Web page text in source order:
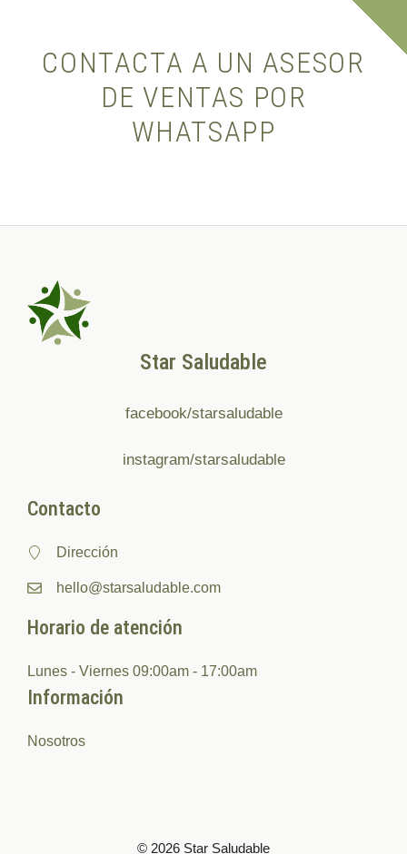
CONTACTA A UN ASESOR
DE VENTAS POR
WHATSAPP
Star Saludable
facebook/starsaludable
instagram/starsaludable
Contacto
Dirección
hello@starsaludable.com
Horario de atención
Lunes - Viernes 09:00am - 17:00am
Información
Nosotros
© 2026 Star Saludable